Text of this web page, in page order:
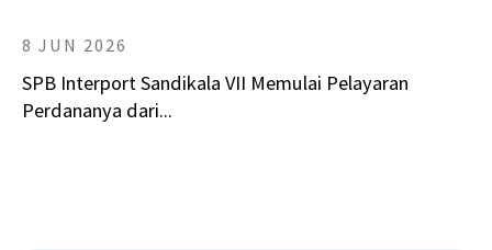
8 JUN 2026
SPB Interport Sandikala VII Memulai Pelayaran
Perdananya dari...